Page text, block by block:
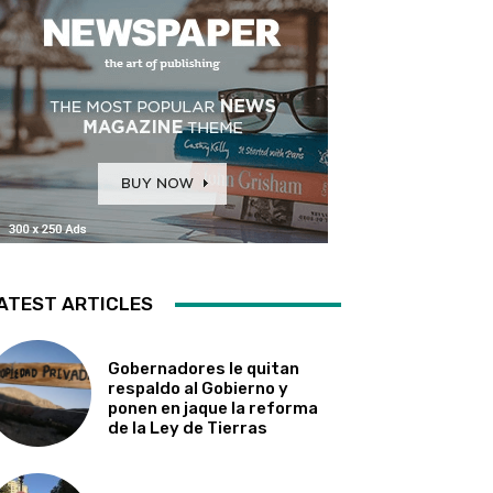
ARTICLES
Gobernadores le quitan
respaldo al Gobierno y
ponen en jaque la reforma
de la Ley de Tierras